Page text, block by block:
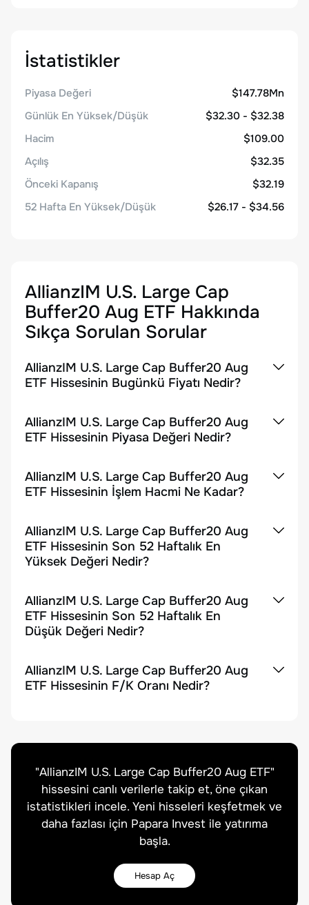
İstatistikler
Piyasa Değeri
$147.78Mn
Günlük En Yüksek/Düşük
$32.30 - $32.38
Hacim
$109.00
Açılış
$32.35
Önceki Kapanış
$32.19
52 Hafta En Yüksek/Düşük
$26.17 - $34.56
AllianzIM U.S. Large Cap
Buffer20 Aug ETF Hakkında
Sıkça Sorulan Sorular
AllianzIM U.S. Large Cap Buffer20 Aug
ETF Hissesinin Bugünkü Fiyatı Nedir?
AllianzIM U.S. Large Cap Buffer20 Aug
ETF Hissesinin Piyasa Değeri Nedir?
AllianzIM U.S. Large Cap Buffer20 Aug
ETF Hissesinin İşlem Hacmi Ne Kadar?
AllianzIM U.S. Large Cap Buffer20 Aug
ETF Hissesinin Son 52 Haftalık En
Yüksek Değeri Nedir?
AllianzIM U.S. Large Cap Buffer20 Aug
ETF Hissesinin Son 52 Haftalık En
Düşük Değeri Nedir?
AllianzIM U.S. Large Cap Buffer20 Aug
ETF Hissesinin F/K Oranı Nedir?
"AllianzIM U.S. Large Cap Buffer20 Aug ETF"
hissesini canlı verilerle takip et, öne çıkan
istatistikleri incele. Yeni hisseleri keşfetmek ve
daha fazlası için Papara Invest ile yatırıma
başla.
Hesap Aç